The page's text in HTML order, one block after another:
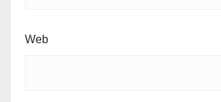
Web